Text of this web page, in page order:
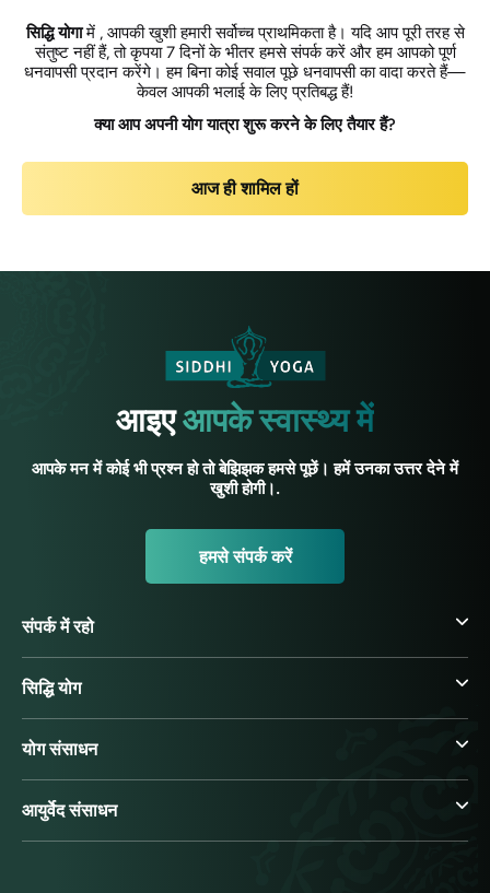
सिद्धि योगामें , आपकी खुशी हमारी सर्वोच्च प्राथमिकता है। यदि आप पूरी तरह से
संतुष्ट नहीं हैं, तो कृपया 7 दिनों के भीतर हमसे संपर्क करें और हम आपको पूर्ण
धनवापसी प्रदान करेंगे। हम बिना कोई सवाल पूछे धनवापसी का वादा करते हैं—
केवल आपकी भलाई के लिए प्रतिबद्ध हैं!
क्या आप अपनी योग यात्रा शुरू करने के लिए तैयार हैं?
आज ही शामिल हों
आइएआपके स्वास्थ्य में
आपके मन में कोई भी प्रश्न हो तो बेझिझक हमसे पूछें। हमें उनका उत्तर देने में
खुशी होगी।.
हमसे संपर्क करें
संपर्क में रहो
सिद्धि योग
योग संसाधन
आयुर्वेद संसाधन